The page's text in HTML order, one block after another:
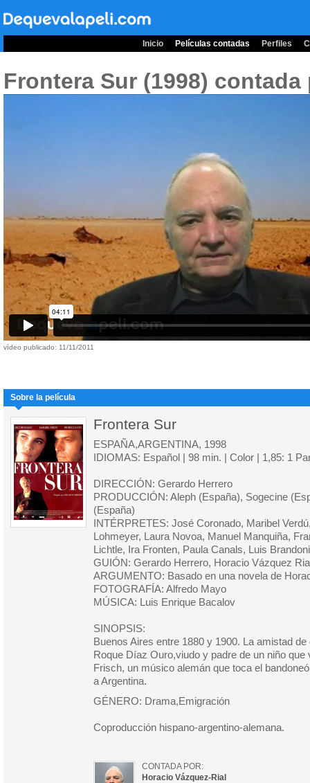
Inicio Películas contadas Perfiles
Frontera Sur (1998) contada
vídeo publicado: 11/11/2011
Sobre la película
Frontera Sur
ESPAÑA,ARGENTINA, 1998
IDIOMAS: Español | 98 min. | Color | 1,85: 1
DIRECCIÓN: Gerardo Herrero
PRODUCCIÓN: Aleph (España), Sogecine
(España)
INTÉRPRETES: José Coronado, Maribel
Lohmeyer, Laura Novoa, Manuel Manquiña,
Lichtle, Ira Fronten, Paula Canals, Luis Brandoni
GUIÓN: Gerardo Herrero, Horacio Vázquez
ARGUMENTO: Basado en una novela de
FOTOGRAFÍA: Alfredo Mayo
MÚSICA: Luis Enrique Bacalov
SINOPSIS:
Buenos Aires entre 1880 y 1900. La amistad
Roque Díaz Ouro,viudo y padre de un niño
Frisch, un músico alemán que toca el
a Argentina.
GÉNERO: Drama,Emigración
Coproducción hispano-argentino-alemana.
CONTADA POR:
Horacio Vázquez-Rial